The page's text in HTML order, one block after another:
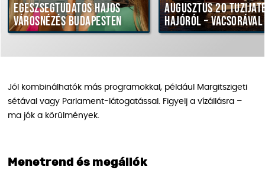
Egészségtudatos hajós
városnézés Budapesten
Augusztus 20
hajóról – vacsorával
Jól kombinálhatók más programokkal, például Margitszigeti
sétával vagy Parlament-látogatással. Figyelj a vízállásra –
ma jók a körülmények.
Menetrend és megállók